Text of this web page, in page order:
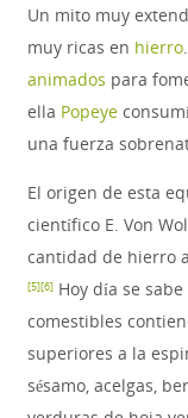
Un mito muy
muy ricas en hierro
animados para
ella Popeye
una fuerza
El origen de esta
científico E. Von
cantidad de hierro
[5][6] Hoy día se
comestibles
superiores a la
sésamo, acelgas,